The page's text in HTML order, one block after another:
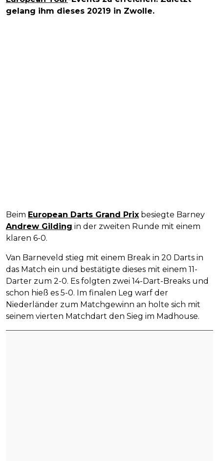
gelang ihm dieses 20219 in Zwolle.
Beim European Darts Grand Prix besiegte Barney
Andrew Gilding in der zweiten Runde mit einem
klaren 6-0.
Van Barneveld stieg mit einem Break in 20 Darts in
das Match ein und bestätigte dieses mit einem 11-
Darter zum 2-0. Es folgten zwei 14-Dart-Breaks und
schon hieß es 5-0. Im finalen Leg warf der
Niederländer zum Matchgewinn an holte sich mit
seinem vierten Matchdart den Sieg im Madhouse.